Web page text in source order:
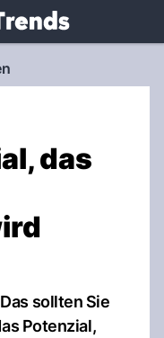
das
sollten Sie
Potenzial,